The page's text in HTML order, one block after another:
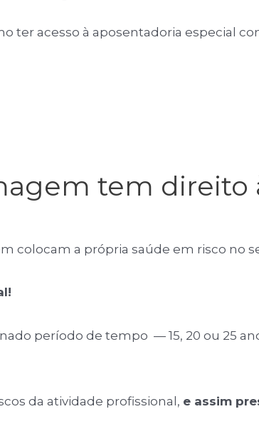
ter acesso à aposentadoria especial
tem direito
colocam a própria saúde em risco no
período de tempo — 15, 20 ou 25
da atividade profissional, e assim